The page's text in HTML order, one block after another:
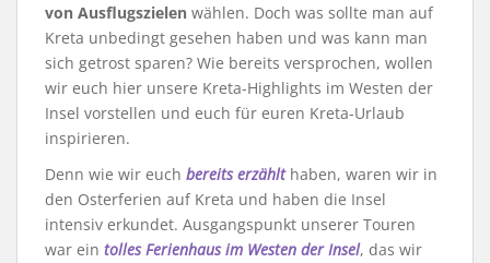
von Ausflugszielen wählen. Doch was sollte man auf
Kreta unbedingt gesehen haben und was kann man
sich getrost sparen? Wie bereits versprochen, wollen
wir euch hier unsere Kreta-Highlights im Westen der
Insel vorstellen und euch für euren Kreta-Urlaub
inspirieren.
Denn wie wir euch bereits erzählthaben, waren wir in
den Osterferien auf Kreta und haben die Insel
intensiv erkundet. Ausgangspunkt unserer Touren
war ein tolles Ferienhaus im Westen der Insel, das wir